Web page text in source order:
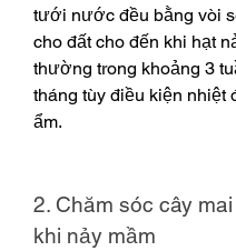
tưới nước đều bằng vòi
cho đất cho đến khi hạt
thường trong khoảng 3
tháng tùy điều kiện nhiệt
ẩm.
2. Chăm sóc cây
khi nảy mầm